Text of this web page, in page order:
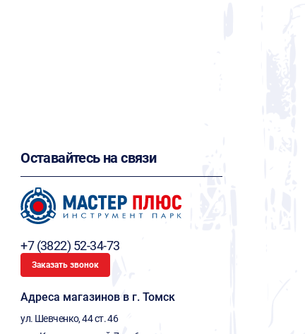
Оставайтесь на связи
+7 (3822) 52-34-73
Заказать звонок
Адреса магазинов в г. Томск
ул. Шевченко, 44 ст. 46